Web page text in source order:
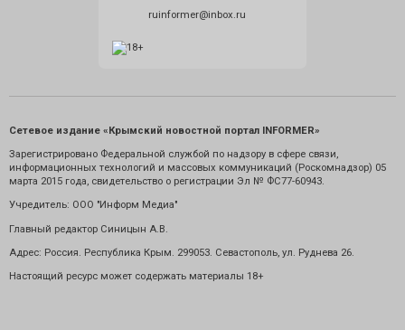
ruinformer@inbox.ru
Сетевое издание «Крымский новостной портал INFORMER»
Зарегистрировано Федеральной службой по надзору в сфере связи,
информационных технологий и массовых коммуникаций (Роскомнадзор) 05
марта 2015 года, свидетельство о регистрации Эл № ФС77-60943.
Учредитель: ООО "Информ Медиа"
Главный редактор Синицын А.В.
Адрес: Россия. Республика Крым. 299053. Севастополь, ул. Руднева 26.
Настоящий ресурс может содержать материалы 18+